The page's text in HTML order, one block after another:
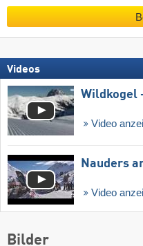
Videos
Wildkogel
Video
Nauders
Video
Bilder